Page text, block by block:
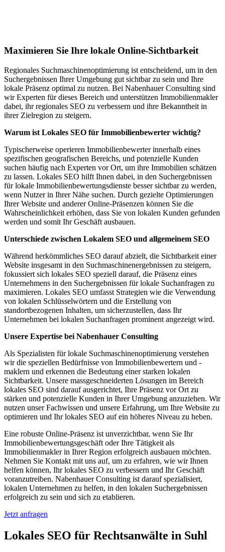
Maximieren Sie Ihre lokale Online-Sichtbarkeit
Regionales Suchmaschinenoptimierung ist entscheidend, um in den
Suchergebnissen Ihrer Umgebung gut sichtbar zu sein und Ihre
lokale Präsenz optimal zu nutzen. Bei Nabenhauer Consulting sind
wir Experten für dieses Bereich und unterstützen Immobilienmakler
dabei, ihr regionales SEO zu verbessern und ihre Bekanntheit in
ihrer Zielregion zu steigern.
Warum ist Lokales SEO für Immobilienbewerter wichtig?
Typischerweise operieren Immobilienbewerter innerhalb eines
spezifischen geografischen Bereichs, und potenzielle Kunden
suchen häufig nach Experten vor Ort, um ihre Immobilien schätzen
zu lassen. Lokales SEO hilft Ihnen dabei, in den Suchergebnissen
für lokale Immobilienbewertungsdienste besser sichtbar zu werden,
wenn Nutzer in Ihrer Nähe suchen. Durch gezielte Optimierungen
Ihrer Website und anderer Online-Präsenzen können Sie die
Wahrscheinlichkeit erhöhen, dass Sie von lokalen Kunden gefunden
werden und somit Ihr Geschäft ausbauen.
Unterschiede zwischen Lokalem SEO und allgemeinem SEO
Während herkömmliches SEO darauf abzielt, die Sichtbarkeit einer
Website insgesamt in den Suchmaschinenergebnissen zu steigern,
fokussiert sich lokales SEO speziell darauf, die Präsenz eines
Unternehmens in den Suchergebnissen für lokale Suchanfragen zu
maximieren. Lokales SEO umfasst Strategien wie die Verwendung
von lokalen Schlüsselwörtern und die Erstellung von
standortbezogenen Inhalten, um sicherzustellen, dass Ihr
Unternehmen bei lokalen Suchanfragen prominent angezeigt wird.
Unsere Expertise bei Nabenhauer Consulting
Als Spezialisten für lokale Suchmaschinenoptimierung verstehen
wir die speziellen Bedürfnisse von Immobilienbewertern und -
maklern und erkennen die Bedeutung einer starken lokalen
Sichtbarkeit. Unsere massgeschneiderten Lösungen im Bereich
lokales SEO sind darauf ausgerichtet, Ihre Präsenz vor Ort zu
stärken und potenzielle Kunden in Ihrer Umgebung anzuziehen. Wir
nutzen unser Fachwissen und unsere Erfahrung, um Ihre Website zu
optimieren und Ihr lokales SEO auf ein höheres Niveau zu heben.
Eine robuste Online-Präsenz ist unverzichtbar, wenn Sie Ihr
Immobilienbewertungsgeschäft oder Ihre Tätigkeit als
Immobilienmakler in Ihrer Region erfolgreich ausbauen möchten.
Nehmen Sie Kontakt mit uns auf, um zu erfahren, wie wir Ihnen
helfen können, Ihr lokales SEO zu verbessern und Ihr Geschäft
voranzutreiben. Nabenhauer Consulting ist darauf spezialisiert,
lokalen Unternehmen zu helfen, in den lokalen Suchergebnissen
erfolgreich zu sein und sich zu etablieren.
Jetzt anfragen
Lokales SEO für Rechtsanwälte in Suhl